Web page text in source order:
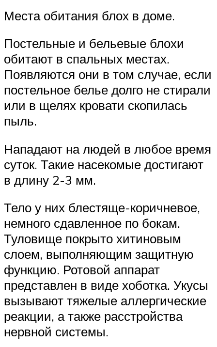
Места обитания блох в доме.
Постельные и бельевые блохи
обитают в спальных местах.
Появляются они в том случае, если
постельное белье долго не стирали
или в щелях кровати скопилась
пыль.
Нападают на людей в любое время
суток. Такие насекомые достигают
в длину 2-3 мм.
Тело у них блестяще-коричневое,
немного сдавленное по бокам.
Туловище покрыто хитиновым
слоем, выполняющим защитную
функцию. Ротовой аппарат
представлен в виде хоботка. Укусы
вызывают тяжелые аллергические
реакции, а также расстройства
нервной системы.